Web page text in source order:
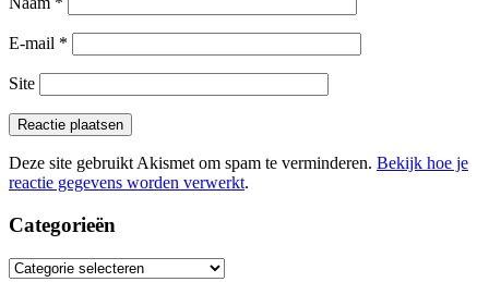
E-mail *
Site
Deze site gebruikt Akismet om spam te verminderen. Bekijk hoe je
reactie gegevens worden verwerkt.
Categorieën
Categorieën